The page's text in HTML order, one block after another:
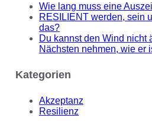
Wie lang muss eine
RESILIENT werden, sein
das?
Du kannst den Wind
Nächsten nehmen, wie er
Kategorien
Akzeptanz
Resilienz